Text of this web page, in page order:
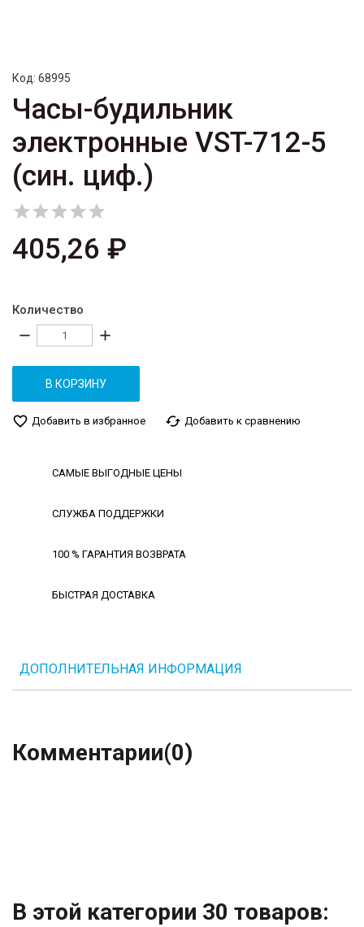
Код: 68995
Часы-будильник
электронные VST-712-5
(син. циф.)

405,26 ₽
Количество
remove add
В КОРЗИНУ
favorite_border Добавить в избранное cached Добавить к сравнению
САМЫЕ ВЫГОДНЫЕ ЦЕНЫ
СЛУЖБА ПОДДЕРЖКИ
100 % ГАРАНТИЯ ВОЗВРАТА
БЫСТРАЯ ДОСТАВКА
ДОПОЛНИТЕЛЬНАЯ ИНФОРМАЦИЯ
Комментарии(0)
В этой категории 30 товаров: